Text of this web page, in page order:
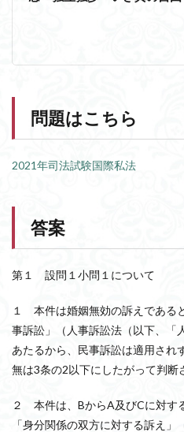
問題はこちら
2021年司法試験国際私法
答案
第１ 設問１小問１について
１ 本件は婚姻無効の訴えである
事訴訟」（人事訴訟法（以下、「
あたるから、民事訴訟は適用され
無は3条の2以下にしたがって判断
２ 本件は、BからA及びCに対す
「身分関係の双方に対する訴え